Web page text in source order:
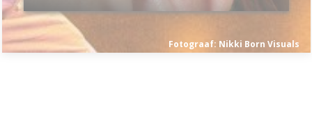
Fotograaf: Nikki Born Visuals